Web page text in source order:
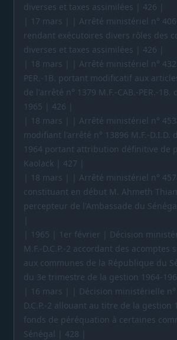
diverses et taxes assimilées | 426 |
| 17 mars | | Arrêté ministériel n°
rendant exécutoires divers rôles des
diverses et taxes assimilées | 426 |
| 18 mars | | Arrêté ministériel n°
PER.-1B. portant modificatif aux
de l'arrêté n° 1379 M.F.-CAB.-PER.-
1965 | 426 |
| 18 mars | | Arrêté ministériel n°
modifiant l'arrêté n° 13896 M.F.-D.I.D.
1964 portant attribution définitive de
Kaolack | 427 |
| 18 mars | | Arrêté ministériel n°
constituant en début M. Ahmeth
percepteur de l'Ambassade du
| 1965 | 1er février | Décision
M.F.-D.C.P.-2 accordant des acomptes
aux communes de la République du
du 3e trimestre de la gestion 1964-
| 16 mars | | Décision ministérielle n°
D.C.P.-2 allouant au titre de la gestion
fonds de péréquation à certaines
Sénégal | 428 |